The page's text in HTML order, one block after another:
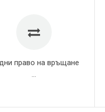
право на връщане